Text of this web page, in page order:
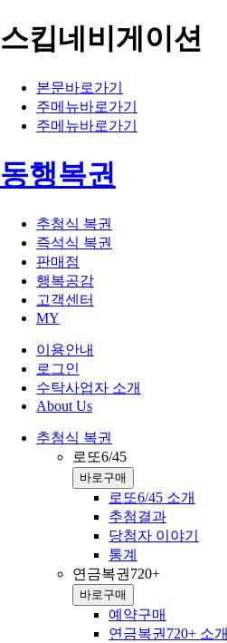
스킵네비게이션
본문바로가기
주메뉴바로가기
주메뉴바로가기
동행복권
추첨식 복권
즉석식 복권
판매점
행복공감
고객센터
MY
이용안내
로그인
수탁사업자 소개
About Us
추첨식 복권
로또6/45
바로구매
로또6/45 소개
추첨결과
당첨자 이야기
통계
연금복권720+
바로구매
예약구매
연금복권720+ 소개